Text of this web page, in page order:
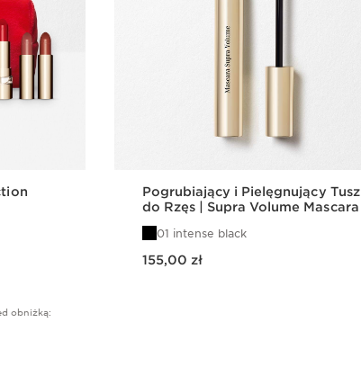
obniżką:
Pogrubiający i Pielęgnujący Tusz
do Rzęs | Supra Volume Mascara
01 intense black
155,00 zł